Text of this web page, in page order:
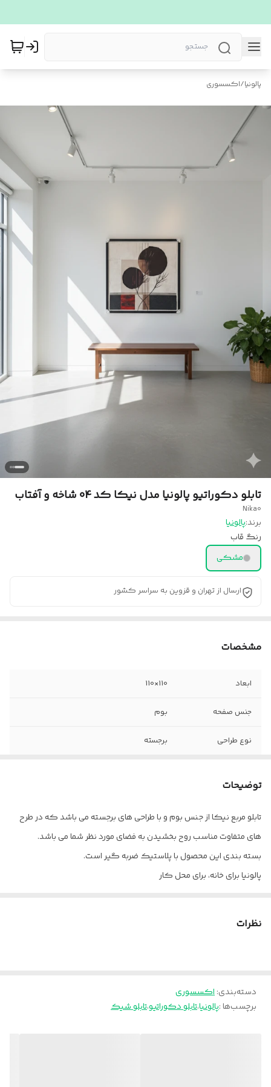
پالونیا/اکسسوری
تابلو دکوراتیو پالونیا مدل نیکا کد 04 شاخه و آفتاب
Nika0
برند:پالونیا
رنگ قاب
مشکی
ارسال از تهران و قزوین به سراسر کشور
مشخصات
ابعاد 110×110
جنس صفحه بوم
نوع طراحی برجسته
پروفیل
توضیحات
تابلو مربع نیکا از جنس بوم و با طراحی های برجسته می باشد که در طرح
های متفاوت مناسب روح بخشیدن به فضای مورد نظر شما می باشد.
بسته بندی این محصول با پلاستیک ضربه گیر است.
پالونیا برای خانه، برای محل کار
نظرات
دسته‌بندی:اکسسوری
برچسب‌ها :پالونیا،تابلو دکوراتیو،تابلو شیک